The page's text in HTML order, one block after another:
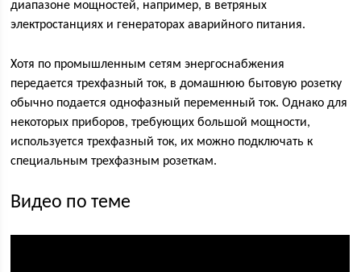
диапазоне мощностей, например, в ветряных
электростанциях и генераторах аварийного питания.
Хотя по промышленным сетям энергоснабжения
передается трехфазный ток, в домашнюю бытовую розетку
обычно подается однофазный переменный ток. Однако для
некоторых приборов, требующих большой мощности,
используется трехфазный ток, их можно подключать к
специальным трехфазным розеткам.
Видео по теме